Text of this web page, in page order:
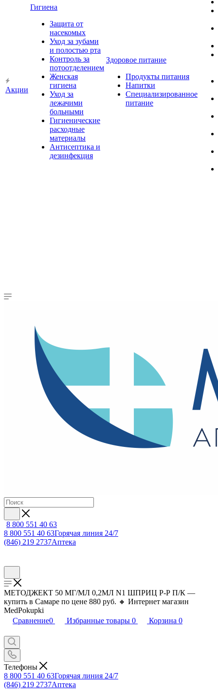
Акции
Гигиена
Защита от
насекомых
Уход за зубами
и полостью рта
Контроль за
потоотделением
Женская
гигиена
Уход за
лежачими
больными
Гигиенические
расходные
материалы
Антисептика и
дезинфекция
Здоровое питание
Продукты питания
Напитки
Специализированное
питание
8 800 551 40 63
8 800 551 40 63Горячая линия 24/7
(846) 219 2737Аптека
МЕТОДЖЕКТ 50 МГ/МЛ 0,2МЛ N1 ШПРИЦ Р-Р П/К —
купить в Самаре по цене 880 руб. 🔸 Интернет магазин
MedPokupki
Сравнение0 Избранные товары 0 Корзина 0
Телефоны
8 800 551 40 63Горячая линия 24/7
(846) 219 2737Аптека